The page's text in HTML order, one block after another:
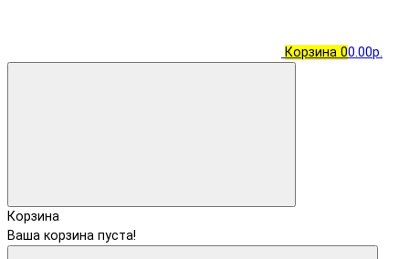
Корзина 00.00р.
Корзина
Ваша корзина пуста!